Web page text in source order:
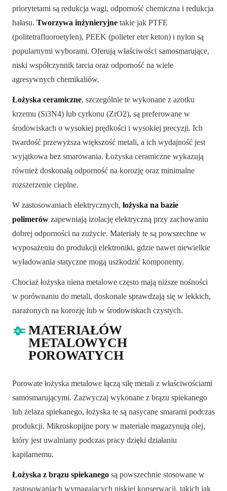
priorytetami są redukcja wagi, odporność chemiczna i redukcja
hałasu. Tworzywa inżynieryjne takie jak PTFE
(politetrafluoroetylen), PEEK (polieter eter keton) i nylon są
popularnymi wyborami. Oferują właściwości samosmarujące,
niski współczynnik tarcia oraz odporność na wiele
agresywnych chemikaliów.
Łożyska ceramiczne, szczególnie te wykonane z azotku
krzemu (Si3N4) lub cyrkonu (ZrO2), są preferowane w
środowiskach o wysokiej prędkości i wysokiej precyzji. Ich
twardość przewyższa większość metali, a ich wydajność jest
wyjątkowa bez smarowania. Łożyska ceramiczne wykazują
również doskonałą odporność na korozję oraz minimalne
rozszerzenie cieplne.
W zastosowaniach elektrycznych, łożyska na bazie
polimerów zapewniają izolację elektryczną przy zachowaniu
dobrej odporności na zużycie. Materiały te są powszechne w
wyposażeniu do produkcji elektroniki, gdzie nawet niewielkie
wyładowania statyczne mogą uszkodzić komponenty.
Chociaż łożyska niena metalowe często mają niższe nośności
w porównaniu do metali, doskonale sprawdzają się w lekkich,
narażonych na korozję lub w środowiskach czystych.
MATERIAŁÓW
METALOWYCH
POROWATYCH
Porowate łożyska metalowe łączą siłę metali z właściwościami
samosmarującymi. Zazwyczaj wykonane z brązu spiekanego
lub żelaza spiekanego, łożyska te są nasycane smarami podczas
produkcji. Mikroskopijne pory w materiale magazynują olej,
który jest uwalniany podczas pracy dzięki działaniu
kapilarnemu.
Łożyska z brązu spiekanego są powszechnie stosowane w
zastosowaniach wymagających niskiej konserwacji, takich jak